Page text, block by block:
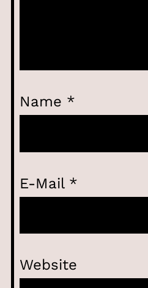
Name *
E-Mail *
Website